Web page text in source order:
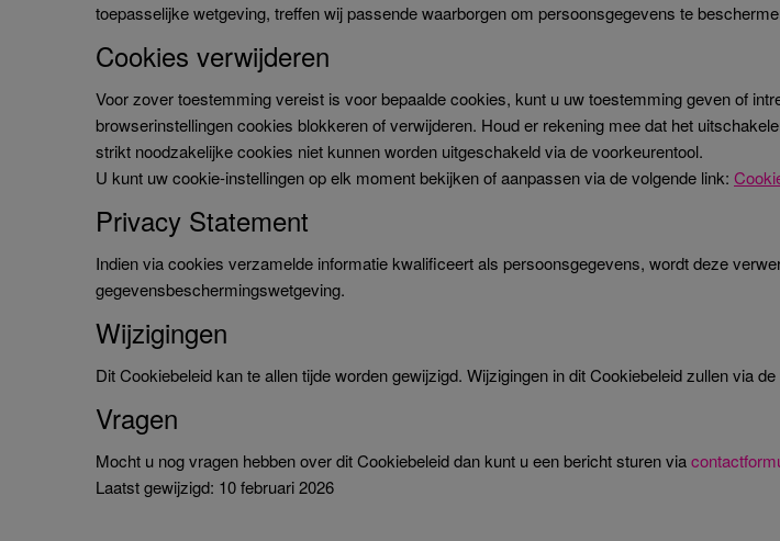
toepasselijke wetgeving, treffen wij passende waarborgen om persoonsgegevens te
Cookies verwijderen
Voor zover toestemming vereist is voor bepaalde cookies, kunt u uw toestemming geven of
browserinstellingen cookies blokkeren of verwijderen. Houd er rekening mee dat het
strikt noodzakelijke cookies niet kunnen worden uitgeschakeld via de voorkeurentool.
U kunt uw cookie-instellingen op elk moment bekijken of aanpassen via de volgende link:
Privacy Statement
Indien via cookies verzamelde informatie kwalificeert als persoonsgegevens, wordt deze
gegevensbeschermingswetgeving.
Wijzigingen
Dit Cookiebeleid kan te allen tijde worden gewijzigd. Wijzigingen in dit Cookiebeleid zullen via
Vragen
Mocht u nog vragen hebben over dit Cookiebeleid dan kunt u een bericht sturen via
Laatst gewijzigd: 10 februari 2026